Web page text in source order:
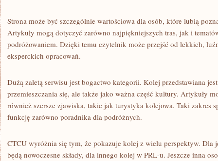
Strona może być szczególnie wartościowa dla osób, które lubią
Artykuły mogą dotyczyć zarówno najpiękniejszych tras, jak i
podróżowaniem. Dzięki temu czytelnik może przejść od lekkich,
eksperckich opracowań.
Dużą zaletą serwisu jest bogactwo kategorii. Kolej przedstawiana
przemieszczania się, ale także jako ważna część kultury. Artykuły
również szersze zjawiska, takie jak turystyka kolejowa. Taki zakres
funkcję zarówno poradnika dla podróżnych.
CTCU wyróżnia się tym, że pokazuje kolej z wielu perspektyw. Dla
będą nowoczesne składy, dla innego kolej w PRL-u. Jeszcze inna